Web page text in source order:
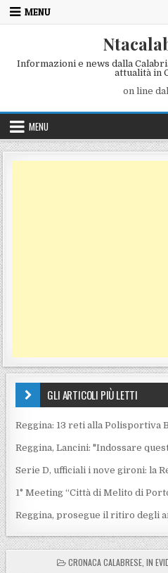
Skip to content
MENU
Informazioni e news dalla
attualità in
on line
MENU
GLI ARTICOLI PIÙ LETTI
Reggina: 13 reti alla Polisportiva
Reggina, Lancini: "Indossare
Serie D, ufficiali i nove gironi: la
1° Meeting “Città di Melito di
Reggina, prosegue il ritiro degli
POSTED IN
CRONACA CALABRESE, IN